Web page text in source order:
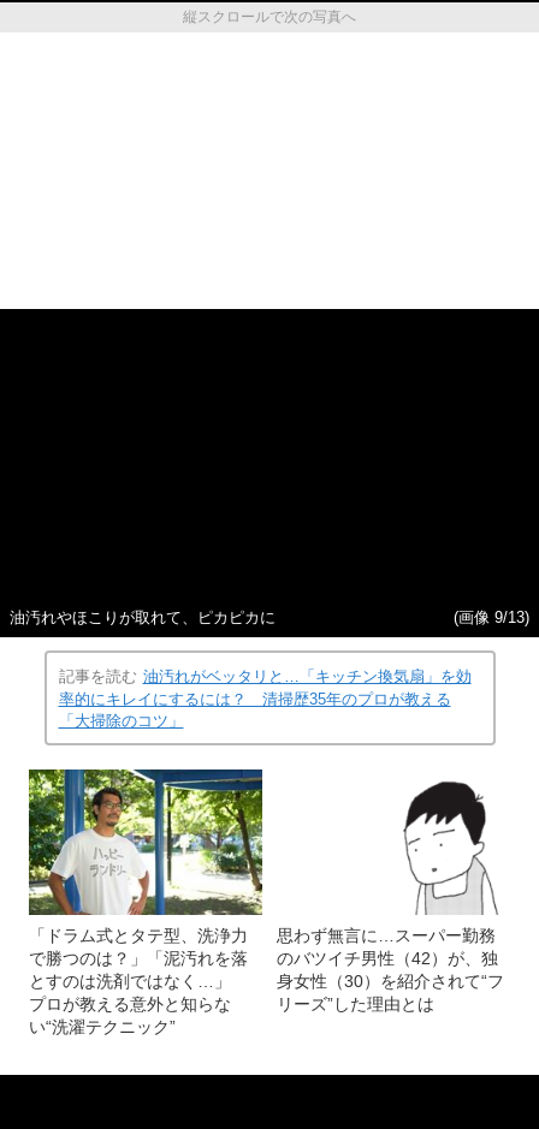
縦スクロールで次の写真へ
油汚れやほこりが取れて、ピカピカに (画像 9/13)
記事を読む 油汚れがベッタリと…「キッチン換気扇」を効
率的にキレイにするには？ 清掃歴35年のプロが教える
「大掃除のコツ」
「ドラム式とタテ型、洗浄力
で勝つのは？」「泥汚れを落
とすのは洗剤ではなく…」
プロが教える意外と知らな
い“洗濯テクニック”
思わず無言に…スーパー勤務
のバツイチ男性（42）が、独
身女性（30）を紹介されて“フ
リーズ”した理由とは